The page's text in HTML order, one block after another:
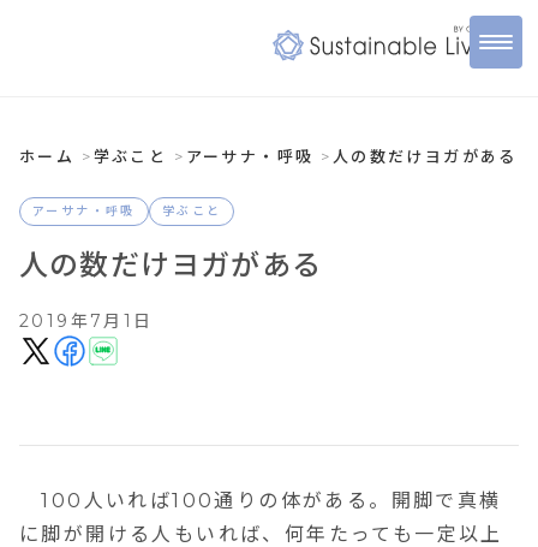
ホーム 学ぶこと アーサナ・呼吸 人の数だけヨガがある
アーサナ・呼吸 学ぶこと
人の数だけヨガがある
2019年7月1日
100 人いれば100通りの体がある。開脚で真横
に脚が開ける人もいれば、何年たっても一定以上